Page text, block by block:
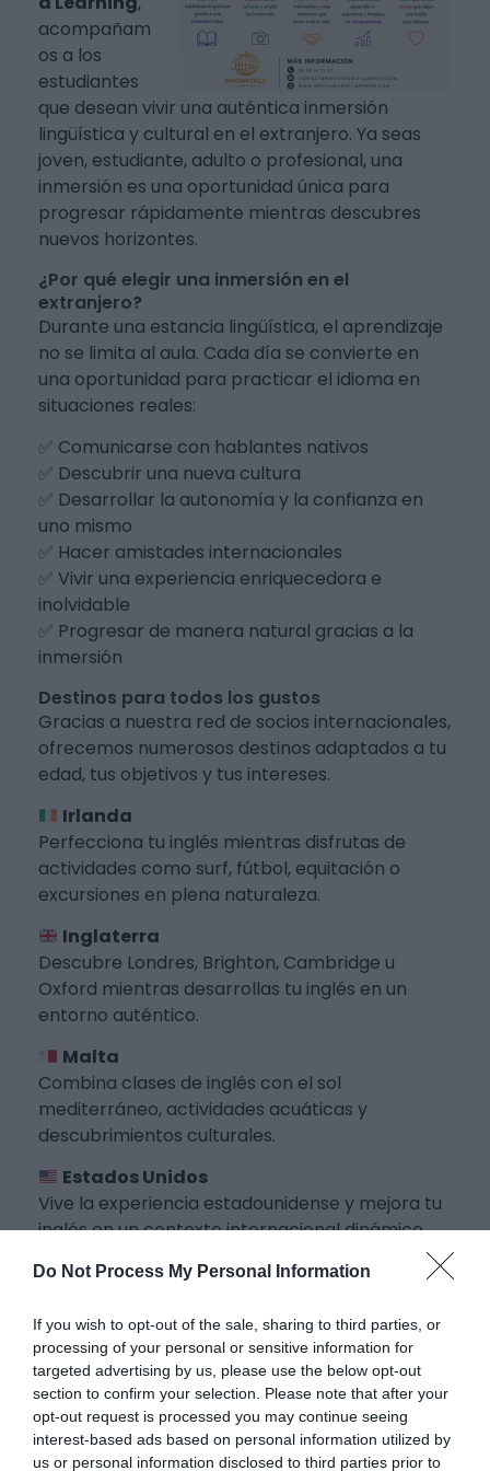
Do Not Process My Personal Information
If you wish to opt-out of the sale, sharing to third parties, or
processing of your personal or sensitive information for
targeted advertising by us, please use the below opt-out
section to confirm your selection. Please note that after your
opt-out request is processed you may continue seeing
interest-based ads based on personal information utilized by
us or personal information disclosed to third parties prior to
acompañam
os a los
estudiantes
que desean vivir una auténtica inmersión
lingüística y cultural en el extranjero. Ya seas
joven, estudiante, adulto o profesional, una
inmersión es una oportunidad única para
progresar rápidamente mientras descubres
nuevos horizontes.
¿Por qué elegir una inmersión en el
extranjero?
Durante una estancia lingüística, el aprendizaje
no se limita al aula. Cada día se convierte en
una oportunidad para practicar el idioma en
situaciones reales:
✅ Comunicarse con hablantes nativos
✅ Descubrir una nueva cultura
✅ Desarrollar la autonomía y la confianza en
uno mismo
✅ Hacer amistades internacionales
✅ Vivir una experiencia enriquecedora e
inolvidable
✅ Progresar de manera natural gracias a la
inmersión
Destinos para todos los gustos
Gracias a nuestra red de socios internacionales,
ofrecemos numerosos destinos adaptados a tu
edad, tus objetivos y tus intereses.
Irlanda
Perfecciona tu inglés mientras disfrutas de
actividades como surf, fútbol, equitación o
excursiones en plena naturaleza.
Inglaterra
Descubre Londres, Brighton, Cambridge u
Oxford mientras desarrollas tu inglés en un
entorno auténtico.
Malta
Combina clases de inglés con el sol
mediterráneo, actividades acuáticas y
descubrimientos culturales.
Estados Unidos
Vive la experiencia estadounidense y mejora tu
inglés en un contexto internacional dinámico.
Canadá
excepcional para aprender inglés o francés.
Italia
Descubre Roma, Florencia, Venecia, Milán o
Nápoles mientras aprendes italiano y disfrutas
de la famosadolce vita.